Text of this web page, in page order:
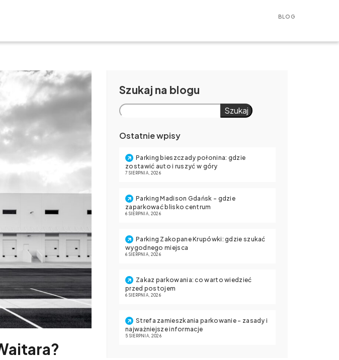
BLOG
Szukaj
Szukaj
Ostatnie wpisy
Parking bieszczady połonina: gdzie
zostawić auto i ruszyć w góry
7 SIERPNIA, 2026
Parking Madison Gdańsk – gdzie
zaparkować blisko centrum
6 SIERPNIA, 2026
Parking Zakopane Krupówki: gdzie szukać
wygodnego miejsca
6 SIERPNIA, 2026
Zakaz parkowania: co warto wiedzieć
przed postojem
6 SIERPNIA, 2026
Strefa zamieszkania parkowanie – zasady i
najważniejsze informacje
5 SIERPNIA, 2026